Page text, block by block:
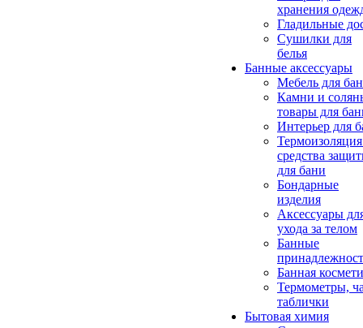
хранения
Гладильные
Сушилки для
белья
Банные аксессуары
Мебель для
Камни и
товары для
Интерьер для
средства
для бани
Бондарные
изделия
Аксеcсуары
ухода за телом
Банные
Банная
Термометры,
таблички
Бытовая химия